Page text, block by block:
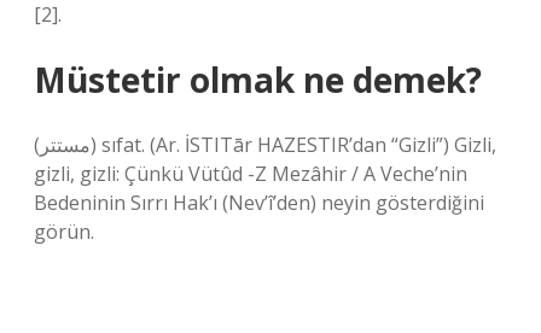
[2].
Müstetir olmak ne demek?
(ﻣﺴﺘﺘﺮ) sıfat. (Ar. İSTITār HAZESTIR’dan “Gizli”) Gizli,
gizli, gizli: Çünkü Vütûd -Z Mezâhir / A Veche’nin
Bedeninin Sırrı Hak’ı (Nev’î’den) neyin gösterdiğini
görün.